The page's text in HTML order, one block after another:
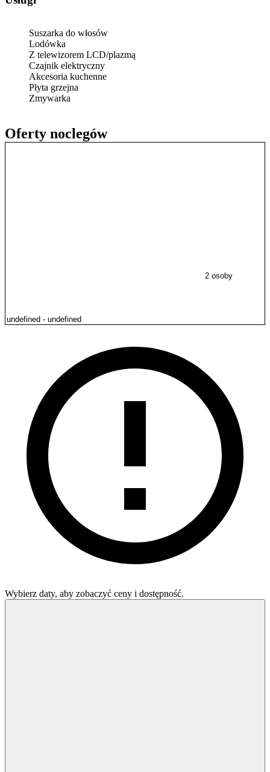
Oferty noclegów
2 osoby
Wybierz daty, aby zobaczyć ceny i dostępność.
Suszarka do włosów
Lodówka
Z telewizorem LCD/plazmą
Czajnik elektryczny
Akcesoria kuchenne
Płyta grzejna
Zmywarka